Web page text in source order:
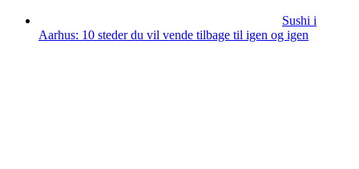
Sushi i
Aarhus: 10 steder du vil vende tilbage til igen og igen